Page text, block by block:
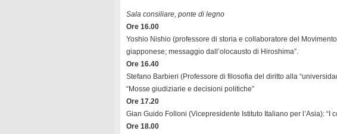
Sala consiliare, ponte di legno
Ore 16.00
Yoshio Nishio (professore di storia e collaboratore del
giapponese; messaggio dall’olocausto di Hiroshima”.
Ore 16.40
Stefano Barbieri (Professore di filosofia del diritto alla
“Mosse giudiziarie e decisioni politiche”
Ore 17.20
Gian Guido Folloni (Vicepresidente Istituto Italiano per l’Asia): “I
Ore 18.00